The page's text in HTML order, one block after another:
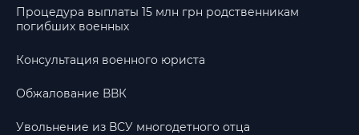
Процедура выплаты 15 млн грн родственникам
погибших военных
Консультация военного юриста
Обжалование ВВК
Увольнение из ВСУ многодетного отца